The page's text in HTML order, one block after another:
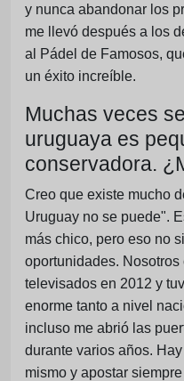
y nunca abandonar los
me llevó después a los
al Pádel de Famosos,
un éxito increíble.
Muchas veces
uruguaya es
conservadora.
Creo que existe mucho
Uruguay no se puede".
más chico, pero eso no
oportunidades.
televisados en 2012 y
enorme tanto a nivel
incluso me abrió las
durante varios años.
mismo y apostar